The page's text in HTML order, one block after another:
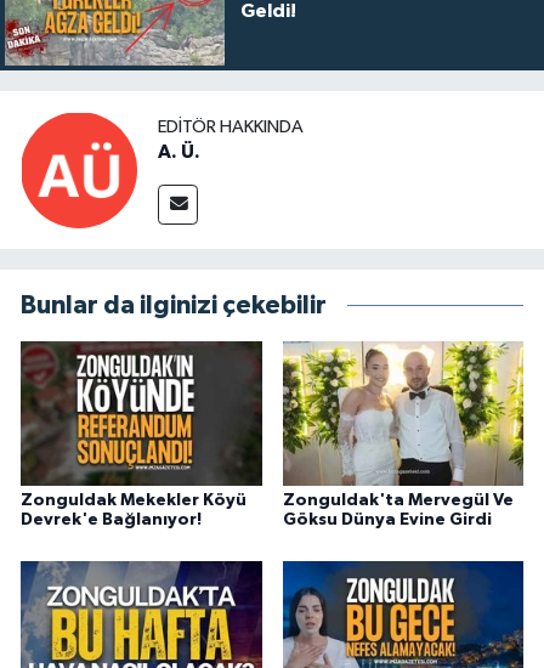
Geldi!
EDITÖR HAKKINDA
A. Ü.
Bunlar da ilginizi çekebilir
Zonguldak Mekekler Köyü
Devrek'e Bağlanıyor!
Zonguldak'ta Mervegül Ve
Göksu Dünya Evine Girdi